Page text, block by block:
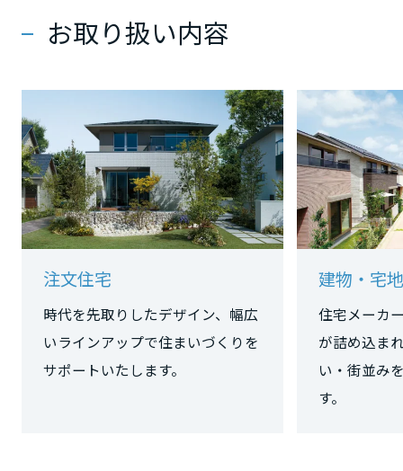
お取り扱い内容
注文住宅
時代を先取りしたデザイン、幅広
いラインアップで住まいづくりを
サポートいたします。
建物・宅
住宅メーカ
が詰め込ま
い・街並み
す。
石川県
山梨県
長野県
岐阜県